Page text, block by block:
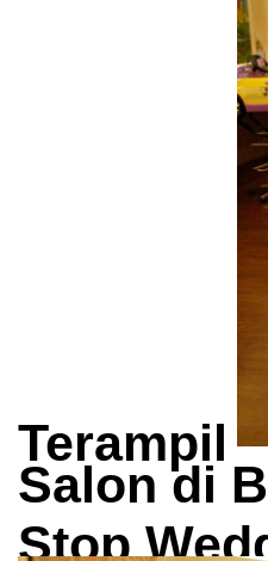
Terampil
Salon di
Stop